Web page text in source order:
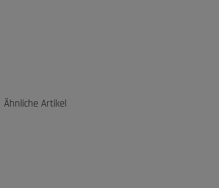
Ähnliche Artikel